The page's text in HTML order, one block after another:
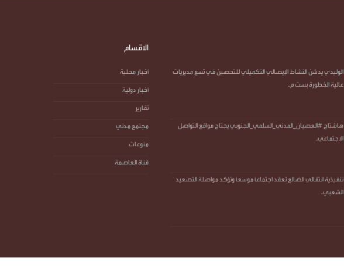
الوليدي يدشن النشاط الإيصالي التكميلي للتحصين في تسع مديريات
عالية الخطورة بست م..
هاشتاج #العصيان_المدني_السلمي_الجنوبي يجتاح مواقع التواصل
الاجتماعي..
تنفيذية انتقالي الضالع تعقد اجتماعًا موسعًا وتؤكد مواصلة التصعيد
الشعبي..
الاقسام
أخبار محلية
أخبار دولية
تقارير
مجتمع مدني
منوعات
قناة العاصمة